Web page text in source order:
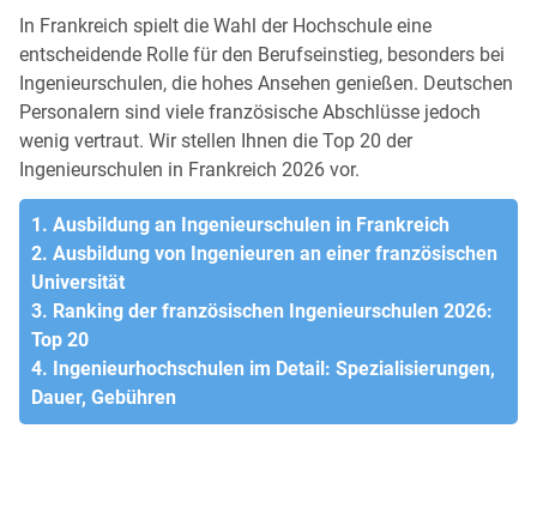
In Frankreich spielt die Wahl der Hochschule eine
entscheidende Rolle für den Berufseinstieg, besonders bei
Ingenieurschulen, die hohes Ansehen genießen. Deutschen
Personalern sind viele französische Abschlüsse jedoch
wenig vertraut. Wir stellen Ihnen die Top 20 der
Ingenieurschulen in Frankreich 2026 vor.
1. Ausbildung an Ingenieurschulen in Frankreich
2. Ausbildung von Ingenieuren an einer französischen
Universität
3. Ranking der französischen Ingenieurschulen 2026:
Top 20
4. Ingenieurhochschulen im Detail: Spezialisierungen,
Dauer, Gebühren